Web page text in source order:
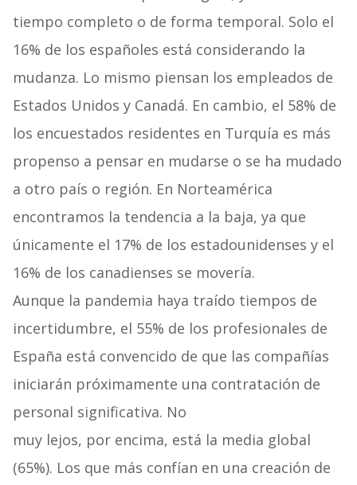
tiempo completo o de forma temporal. Solo el
16% de los españoles está considerando la
mudanza. Lo mismo piensan los empleados de
Estados Unidos y Canadá. En cambio, el 58% de
los encuestados residentes en Turquía es más
propenso a pensar en mudarse o se ha mudado
a otro país o región. En Norteamérica
encontramos la tendencia a la baja, ya que
únicamente el 17% de los estadounidenses y el
16% de los canadienses se movería.
Aunque la pandemia haya traído tiempos de
incertidumbre, el 55% de los profesionales de
España está convencido de que las compañías
iniciarán próximamente una contratación de
personal significativa. No
muy lejos, por encima, está la media global
(65%). Los que más confían en una creación de